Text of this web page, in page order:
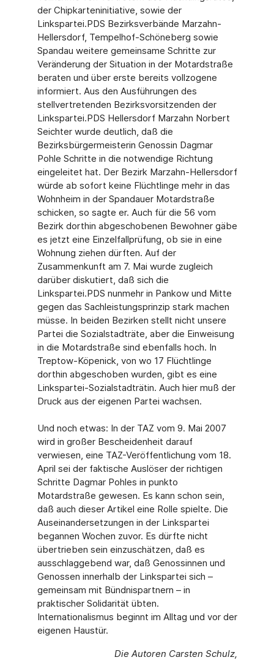
der Chipkarteninitiative, sowie der
Linkspartei.PDS Bezirksverbände Marzahn-
Hellersdorf, Tempelhof-Schöneberg sowie
Spandau weitere gemeinsame Schritte zur
Veränderung der Situation in der Motardstraße
beraten und über erste bereits vollzogene
informiert. Aus den Ausführungen des
stellvertretenden Bezirksvorsitzenden der
Linkspartei.PDS Hellersdorf Marzahn Norbert
Seichter wurde deutlich, daß die
Bezirksbürgermeisterin Genossin Dagmar
Pohle Schritte in die notwendige Richtung
eingeleitet hat. Der Bezirk Marzahn-Hellersdorf
würde ab sofort keine Flüchtlinge mehr in das
Wohnheim in der Spandauer Motardstraße
schicken, so sagte er. Auch für die 56 vom
Bezirk dorthin abgeschobenen Bewohner gäbe
es jetzt eine Einzelfallprüfung, ob sie in eine
Wohnung ziehen dürften. Auf der
Zusammenkunft am 7. Mai wurde zugleich
darüber diskutiert, daß sich die
Linkspartei.PDS nunmehr in Pankow und Mitte
gegen das Sachleistungsprinzip stark machen
müsse. In beiden Bezirken stellt nicht unsere
Partei die Sozialstadträte, aber die Einweisung
in die Motardstraße sind ebenfalls hoch. In
Treptow-Köpenick, von wo 17 Flüchtlinge
dorthin abgeschoben wurden, gibt es eine
Linkspartei-Sozialstadträtin. Auch hier muß der
Druck aus der eigenen Partei wachsen.
Und noch etwas: In der TAZ vom 9. Mai 2007
wird in großer Bescheidenheit darauf
verwiesen, eine TAZ-Veröffentlichung vom 18.
April sei der faktische Auslöser der richtigen
Schritte Dagmar Pohles in punkto
Motardstraße gewesen. Es kann schon sein,
daß auch dieser Artikel eine Rolle spielte. Die
Auseinandersetzungen in der Linkspartei
begannen Wochen zuvor. Es dürfte nicht
übertrieben sein einzuschätzen, daß es
ausschlaggebend war, daß Genossinnen und
Genossen innerhalb der Linkspartei sich –
gemeinsam mit Bündnispartnern – in
praktischer Solidarität übten.
Internationalismus beginnt im Alltag und vor der
eigenen Haustür.
Die Autoren Carsten Schulz,